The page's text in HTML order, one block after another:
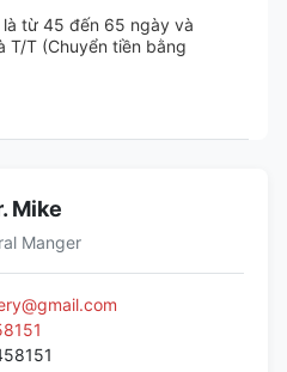
là từ 45 đến 65 ngày và
T/T (Chuyển tiền bằng
Mike
Manger